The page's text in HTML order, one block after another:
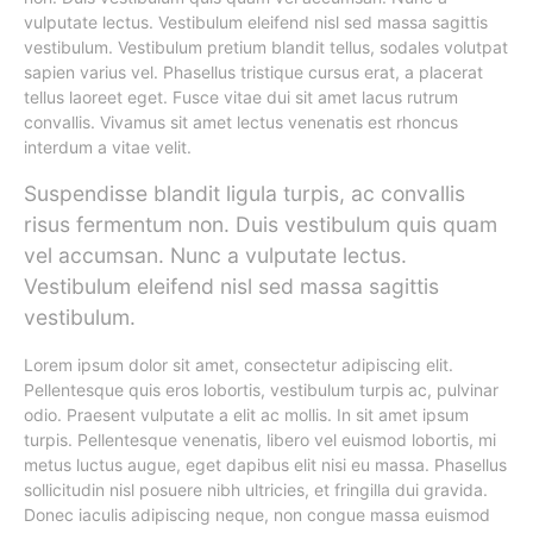
vulputate lectus. Vestibulum eleifend nisl sed massa sagittis
vestibulum. Vestibulum pretium blandit tellus, sodales volutpat
sapien varius vel. Phasellus tristique cursus erat, a placerat
tellus laoreet eget. Fusce vitae dui sit amet lacus rutrum
convallis. Vivamus sit amet lectus venenatis est rhoncus
interdum a vitae velit.
Suspendisse blandit ligula turpis, ac convallis
risus fermentum non. Duis vestibulum quis quam
vel accumsan. Nunc a vulputate lectus.
Vestibulum eleifend nisl sed massa sagittis
vestibulum.
Lorem ipsum dolor sit amet, consectetur adipiscing elit.
Pellentesque quis eros lobortis, vestibulum turpis ac, pulvinar
odio. Praesent vulputate a elit ac mollis. In sit amet ipsum
turpis. Pellentesque venenatis, libero vel euismod lobortis, mi
metus luctus augue, eget dapibus elit nisi eu massa. Phasellus
sollicitudin nisl posuere nibh ultricies, et fringilla dui gravida.
Donec iaculis adipiscing neque, non congue massa euismod